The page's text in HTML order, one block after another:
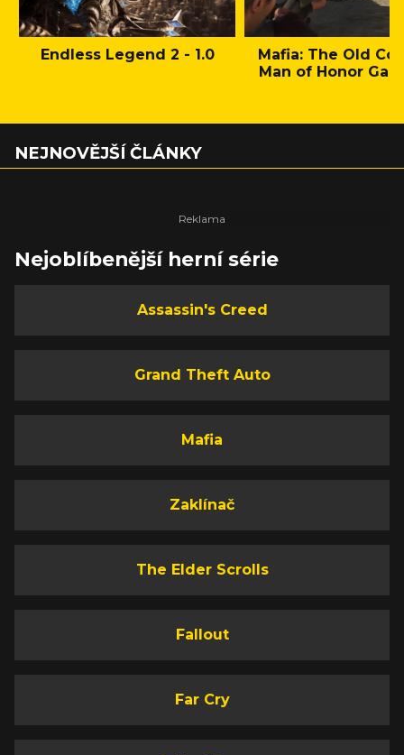
Endless Legend 2 - 1.0
Mafia: The Old
Man of Honor
NEJNOVĚJŠÍ ČLÁNKY
Nejoblíbenější herní série
Assassin's Creed
Grand Theft Auto
Mafia
Zaklínač
The Elder Scrolls
Fallout
Far Cry